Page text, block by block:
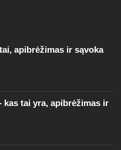
apibrėžimas ir sąvoka
kas tai yra, apibrėžimas ir